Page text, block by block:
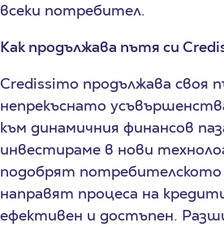
всеки потребител.
Как продължава пътя си
Credissimo продължава своя
непрекъснато
към динамичния финансов
инвестираме в нови
подобрят потребителското
направят процеса на
ефективен и достъпен.